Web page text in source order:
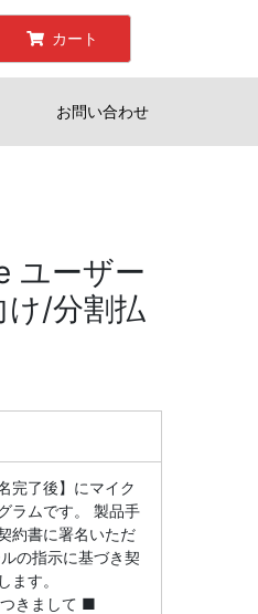
カート
お問い合わせ
ユーザー
/分割払
完了後】にマイク
ラムです。 製品手
約書に署名いただ
の指示に基づき契
ます。
きまして ■